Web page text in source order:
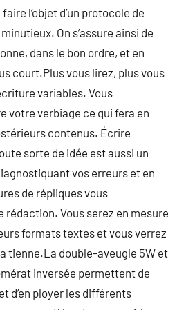
l’objet d’un protocole de
On s’assure ainsi de
dans le bon ordre, et en
court.Plus vous lirez, plus vous
variables. Vous
votre verbiage ce qui fera en
contenus. Écrire
sorte de idée est aussi un
vos erreurs et en
de répliques vous
Vous serez en mesure
formats textes et vous verrez
tienne.La double-aveugle 5W et
inversée permettent de
d’en ployer les différents